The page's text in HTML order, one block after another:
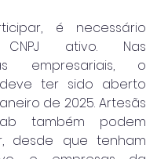
é necessário
CNPJ ativo. Nas
empresariais, o
ter sido aberto
de 2025. Artesãs
também podem
desde que tenham